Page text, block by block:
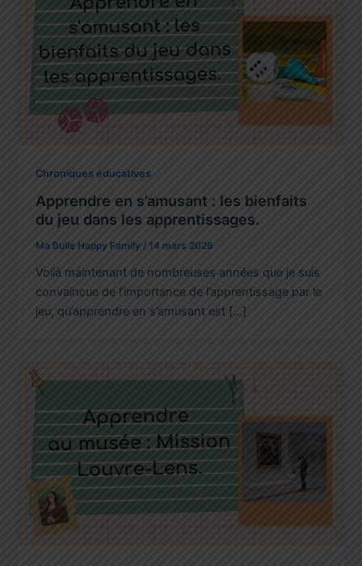
Chroniques éducatives
Apprendre en s’amusant : les bienfaits
du jeu dans les apprentissages.
Ma Bulle Happy Family/14 mars 2026
Voilà maintenant de nombreuses années que je suis
convaincue de l’importance de l’apprentissage par le
jeu, qu’apprendre en s’amusant est […]